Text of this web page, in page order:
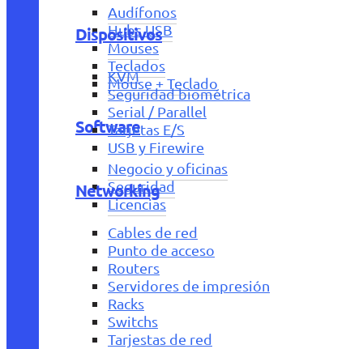
Audífonos
Hubs USB
Mouses
Teclados
Mouse + Teclado
Software
Negocio y oficinas
Seguridad
Licencias
Dispositivos
KVM
Seguridad biométrica
Serial / Parallel
Tarjetas E/S
USB y Firewire
Networking
Cables de red
Punto de acceso
Routers
Servidores de impresión
Racks
Switchs
Tarjestas de red